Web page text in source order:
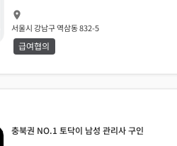
서울시 강남구 역삼동 832-5
급여협의
충북권 NO.1 토닥이 남성 관리사 구인